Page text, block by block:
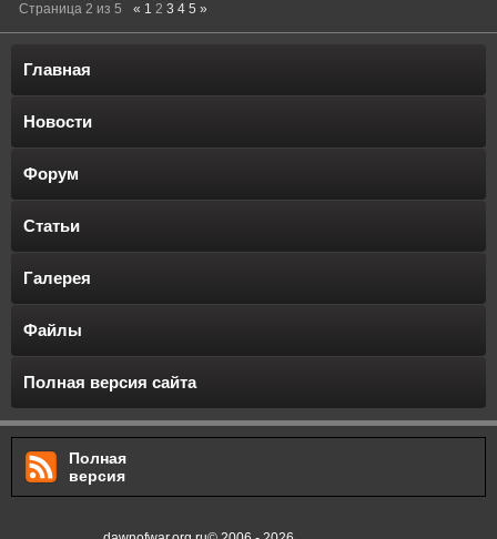
Страница 2 из 5 « 1 2 3 4 5 »
Главная
Новости
Форум
Статьи
Галерея
Файлы
Полная версия сайта
Полная
версия